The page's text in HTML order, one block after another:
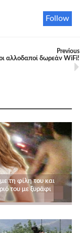
Follow
Previous
αλλοδαποί δωρεάν WiFi!
τη φίλη του και
του με ξυράφι